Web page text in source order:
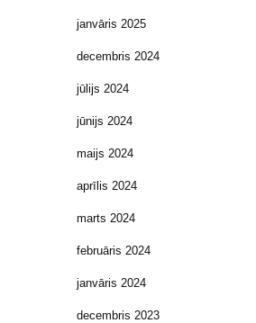
janvāris 2025
decembris 2024
jūlijs 2024
jūnijs 2024
maijs 2024
aprīlis 2024
marts 2024
februāris 2024
janvāris 2024
decembris 2023